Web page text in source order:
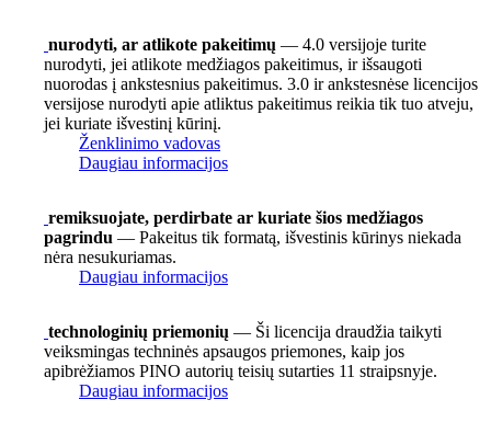
nurodyti, ar atlikote pakeitimų — 4.0 versijoje turite
nurodyti, jei atlikote medžiagos pakeitimus, ir išsaugoti
nuorodas į ankstesnius pakeitimus. 3.0 ir ankstesnėse licencijos
versijose nurodyti apie atliktus pakeitimus reikia tik tuo atveju,
jei kuriate išvestinį kūrinį.
Ženklinimo vadovas
Daugiau informacijos
remiksuojate, perdirbate ar kuriate šios medžiagos
pagrindu — Pakeitus tik formatą, išvestinis kūrinys niekada
nėra nesukuriamas.
Daugiau informacijos
technologinių priemonių — Ši licencija draudžia taikyti
veiksmingas techninės apsaugos priemones, kaip jos
apibrėžiamos PINO autorių teisių sutarties 11 straipsnyje.
Daugiau informacijos